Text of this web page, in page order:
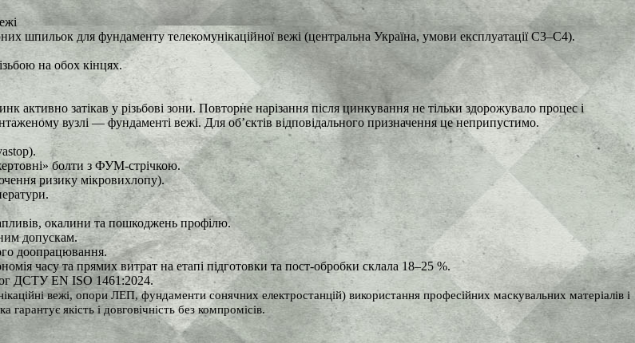
для фундаменту телекомунікаційної вежі (центральна Україна, умови експлуатації C3–C4).
на обох кінцях.
затікав у різьбові зони. Повторне нарізання після цинкування не тільки здорожувало процес і
вузлі — фундаменті вежі. Для об’єктів відповідального призначення це неприпустимо.
болти з ФУМ-стрічкою.
ризику мікровихлопу).
окалини та пошкоджень профілю.
допускам.
доопрацювання.
часу та прямих витрат на етапі підготовки та пост-обробки склала 18–25 %.
ДСТУ EN ISO 1461:2024.
вежі, опори ЛЕП, фундаменти сонячних електростанцій) використання професійних маскувальних матеріалів і
якість і довговічність без компромісів.